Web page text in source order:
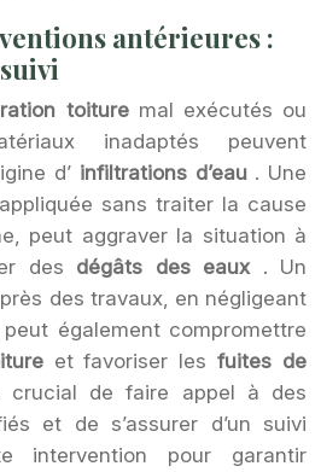
antérieures :
toiture mal exécutés ou
inadaptés peuvent
d’ infiltrations d’eau . Une
sans traiter la cause
peut aggraver la situation à
des dégâts des eaux . Un
des travaux, en négligeant
également compromettre
et favoriser lesfuites de
de faire appel à des
et de s’assurer d’un suivi
intervention pour garantir